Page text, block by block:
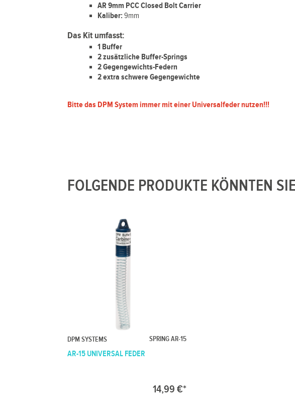
AR 9mm PCC Closed Bolt Carrier
Kaliber:9mm
Das Kit umfasst:
1 Buffer
2 zusätzliche Buffer-Springs
2 Gegengewichts-Federn
2 extra schwere Gegengewichte
Bitte das DPM System immer mit einer Universalfeder nutzen!!!
FOLGENDE PRODUKTE KÖNNTEN
DPM SYSTEMS SPRING AR-15
AR-15 UNIVERSAL FEDER
14,99 €*